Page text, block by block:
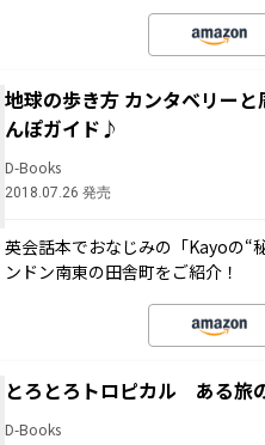
地球の歩き方 カンタベリー
んぽガイド♪
D-Books
2018.07.26 発売
英会話本でおなじみの「Kayoの“
ンドン南東の田舎町をご紹介！
とろとろトロピカル ある
D-Books